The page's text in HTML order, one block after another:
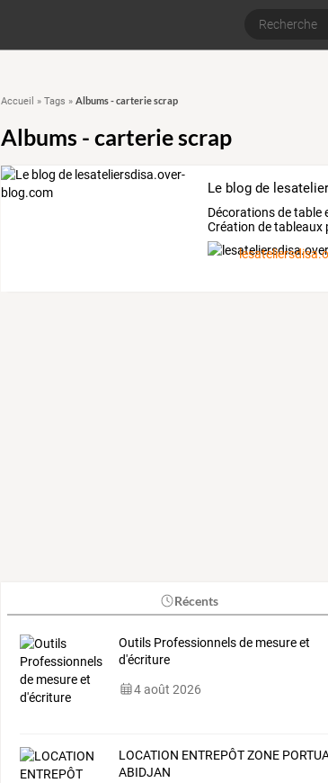
Accueil » Tags » Albums - carterie scrap
Albums - carterie scrap
Le blog de
Décorationsdetable
Création detableaux
table
Récents
Outils Professionnels de mesure et
d'écriture
4 août 2026
LOCATION ENTREPÔT ZONE
ABIDJAN